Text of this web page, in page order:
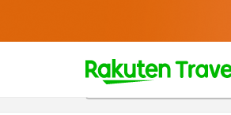
t
p
概覽房間及住宿方案 評價設施